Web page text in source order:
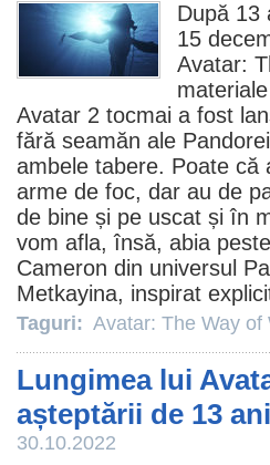
După 13
15
Avatar:
Avatar 2 tocmai a fost
fără seamăn ale
ambele tabere. Poate că
arme de foc, dar au de
de bine și pe uscat și în
vom afla, însă, abia
Cameron din universul
Metkayina, inspirat
Taguri: Avatar: The Way of
Lungimea lui
așteptării de 13
30.10.2022